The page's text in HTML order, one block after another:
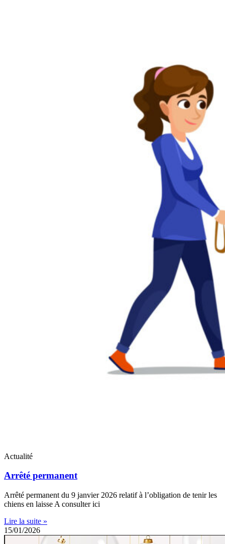
Actualité
Arrêté permanent
Arrêté permanent du 9 janvier 2026 relatif à l’obligation de tenir les
chiens en laisse A consulter ici
Lire la suite »
15/01/2026